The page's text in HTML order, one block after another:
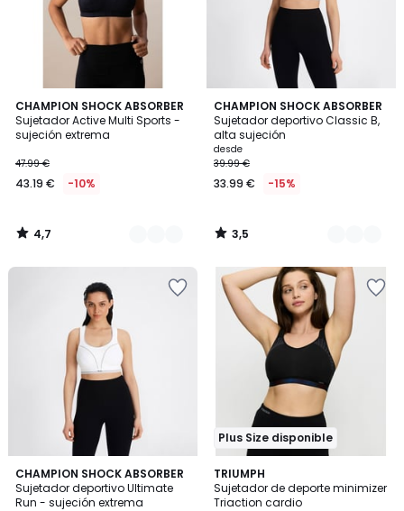
CHAMPION SHOCK ABSORBER
Sujetador Active Multi Sports -
sujeción extrema
47.99 €
43.19 € -10%
4,7
/ 5
2
Colores
4,7
/
CHAMPION SHOCK ABSORBER
Sujetador deportivo Classic B,
alta sujeción
desde
39.99 €
33.99 € -15%
3,5
/ 5
2
Colores
3,5
/
CHAMPION SHOCK ABSORBER
Sujetador deportivo Ultimate
Run - sujeción extrema
3,8
/ 5
2
Colores
Plus Size disponible
TRIUMPH
Sujetador de deporte minimizer
Triaction cardio
5
/
5